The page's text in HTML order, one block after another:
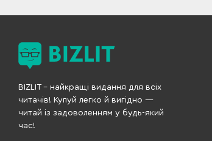
BIZLIT – найкращі видання для всіх
читачів! Купуй легко й вигідно —
читай із задоволенням у будь-який
час!